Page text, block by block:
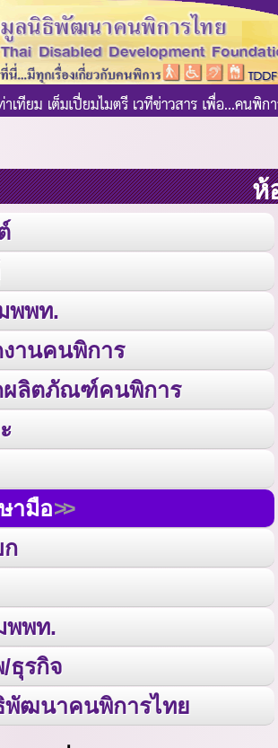
ห้
พพท.
านคนพิการ
ผลิตภัณฑ์คนพิการ
ามือ
ก
พพท.
ธุรกิจ
พัฒนาคนพิการไทย